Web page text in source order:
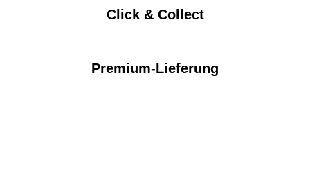
Click & Collect
Premium-Lieferung